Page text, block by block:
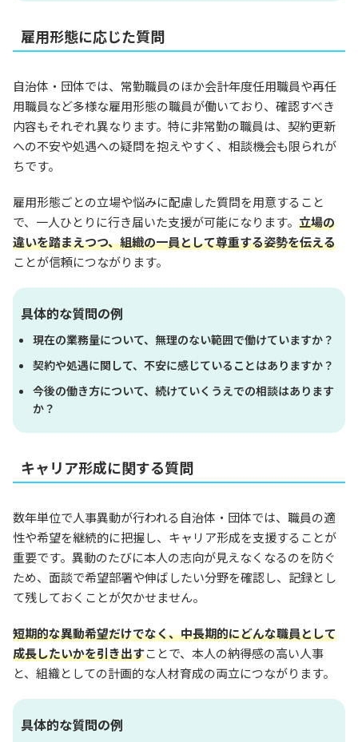
雇用形態に応じた質問
自治体・団体では、常勤職員のほか会計年度任用職員や再任
用職員など多様な雇用形態の職員が働いており、確認すべき
内容もそれぞれ異なります。特に非常勤の職員は、契約更新
への不安や処遇への疑問を抱えやすく、相談機会も限られが
ちです。
雇用形態ごとの立場や悩みに配慮した質問を用意すること
で、一人ひとりに行き届いた支援が可能になります。 立場の
違いを踏まえつつ、組織の一員として尊重する姿勢を伝える
ことが信頼につながります。
具体的な質問の例
現在の業務量について、無理のない範囲で働けていますか？
契約や処遇に関して、不安に感じていることはありますか？
今後の働き方について、続けていくうえでの相談はあります
か？
キャリア形成に関する質問
数年単位で人事異動が行われる自治体・団体では、職員の適
性や希望を継続的に把握し、キャリア形成を支援することが
重要です。異動のたびに本人の志向が見えなくなるのを防ぐ
ため、面談で希望部署や伸ばしたい分野を確認し、記録とし
て残しておくことが欠かせません。
短期的な異動希望だけでなく、中長期的にどんな職員として
成長したいかを引き出すことで、本人の納得感の高い人事
と、組織としての計画的な人材育成の両立につながります。
具体的な質問の例